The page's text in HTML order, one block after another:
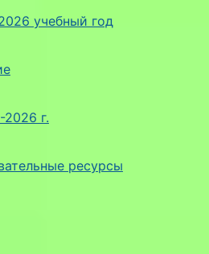
учебный год
г.
ресурсы